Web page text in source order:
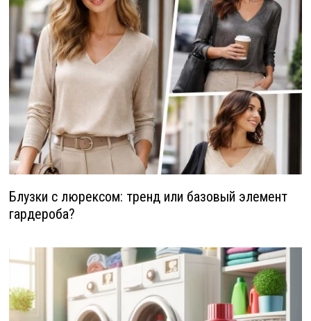
Блузки с люрексом: тренд или базовый элемент
гардероба?